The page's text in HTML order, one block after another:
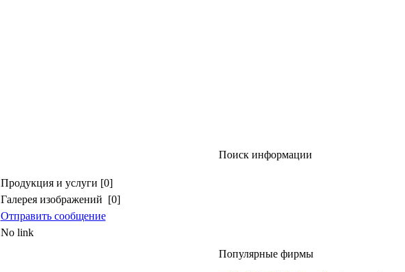
Продукция и услуги [0]
Галерея изображений [0]
Отправить сообщение
No link
Поиск информации
Популярные фирмы